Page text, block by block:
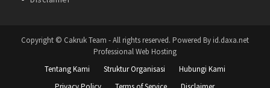
Copyright © Cakruk Team - All rights reserved. Powered By id.daxa.net
Professional Web Hosting
Tentang Kami
Struktur Organisasi
Hubungi Kami